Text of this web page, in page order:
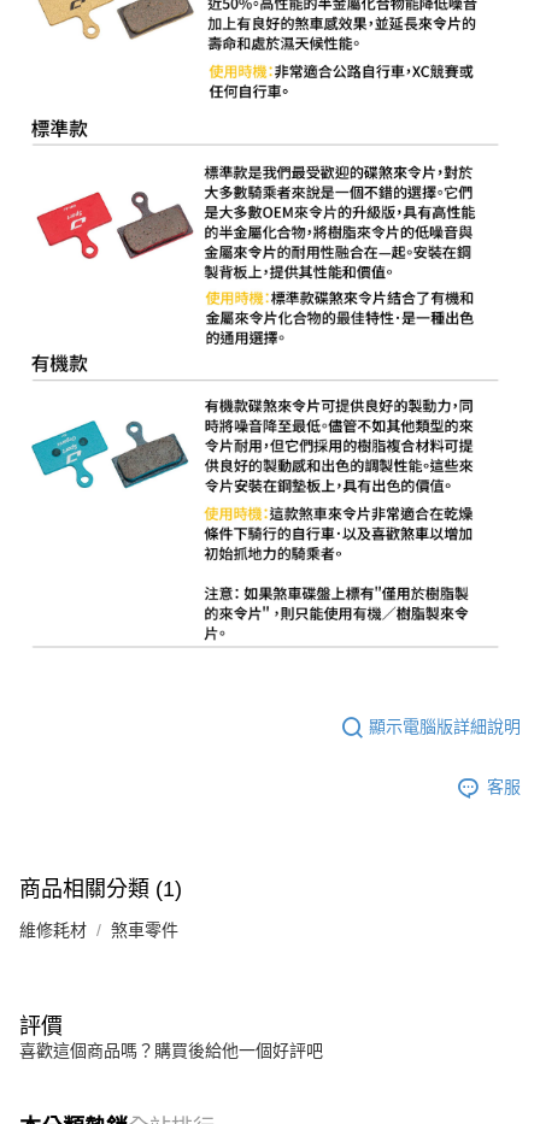
顯示電腦版詳細說明
客服
商品相關分類 (1)
維修耗材 煞車零件
評價
喜歡這個商品嗎？購買後給他一個好評吧